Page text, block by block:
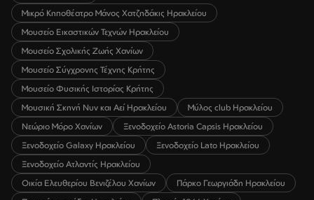
Μικρό Κηποθέατρο Μάνος Χατζηδάκις Ηρακλείου
Μουσείο Εικαστικών Τεχνών Ηρακλείου
Μουσείο Σχολικής Ζωής Χανίων
Μουσείο Σύγχρονης Τέχνης Κρήτης
Μουσείο Φυσικής Ιστορίας Κρήτης
Μουσική Σκηνή Νυν και Αεί Ηρακλείου
Μύλος club Ηρακλείου
Νεώριο Μόρο Χανίων
Ξενοδοχείο Astoria Capsis Ηρακλείου
Ξενοδοχείο Galaxy Ηρακλείου
Ξενοδοχείο Lato Ηρακλείου
Ξενοδοχείο Ατλαντίς Ηρακλείου
Οικία Ελευθερίου Βενιζέλου Χανίων
Πάρκο Γεωργιάδη Ηρακλείου